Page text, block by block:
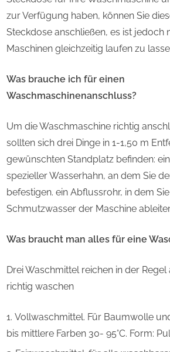
zur Verfügung haben, können Sie
Steckdose anschließen, es ist jedoch
Maschinen gleichzeitig laufen zu
Was brauche ich für einen
Waschmaschinenanschluss?
Um die Waschmaschine richtig
sollten sich drei Dinge in 1-1,50 m
gewünschten Standplatz befinden:
spezieller Wasserhahn, an dem Sie
befestigen. ein Abflussrohr, in dem
Schmutzwasser der Maschine
Was braucht man alles für eine
Drei Waschmittel reichen in der
richtig waschen
Vollwaschmittel. Für Baumwolle
bis mittlere Farben 30- 95°C. Form: